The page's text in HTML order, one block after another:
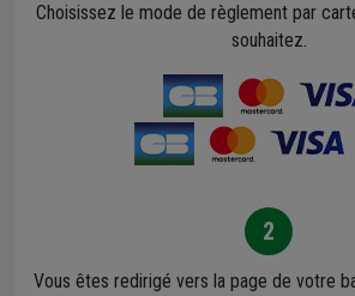
Choisissez le mode de règlement par
souhaitez.
2
Vous êtes redirigé vers la page de votre